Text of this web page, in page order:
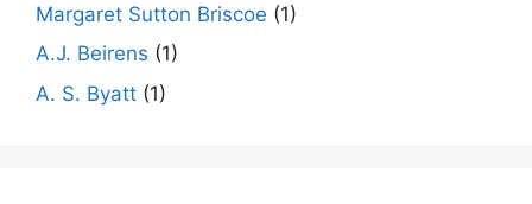
Margaret Sutton Briscoe (1)
A.J. Beirens (1)
A. S. Byatt (1)